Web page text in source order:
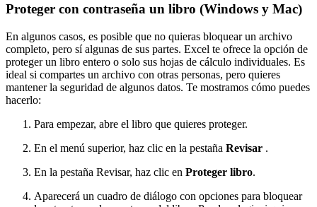
Proteger con contraseña un libro (Windows y Mac)
En algunos casos, es posible que no quieras bloquear un archivo
completo, pero sí algunas de sus partes. Excel te ofrece la opción de
proteger un libro entero o solo sus hojas de cálculo individuales. Es
ideal si compartes un archivo con otras personas, pero quieres
mantener la seguridad de algunos datos. Te mostramos cómo puedes
hacerlo:
Para empezar, abre el libro que quieres proteger.
En el menú superior, haz clic en la pestaña Revisar .
En la pestaña Revisar, haz clic en Proteger libro.
Aparecerá un cuadro de diálogo con opciones para bloquear